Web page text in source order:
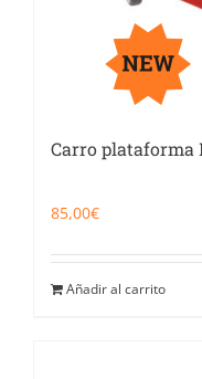
Carro plataforma
85,00€
Añadir al carrito